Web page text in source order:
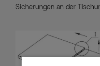
Sicherungen an der